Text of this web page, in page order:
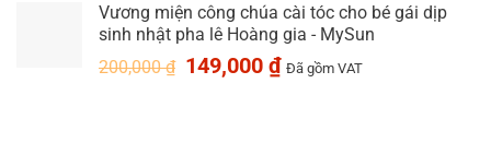
từ
799,000 ₫
đến
Vương miện công chúa cài tóc cho bé gái dịp
sinh nhật pha lê Hoàng gia - MySun
200,000₫ Giá
149,000 ₫Giá
hiện
Đã gồm VAT